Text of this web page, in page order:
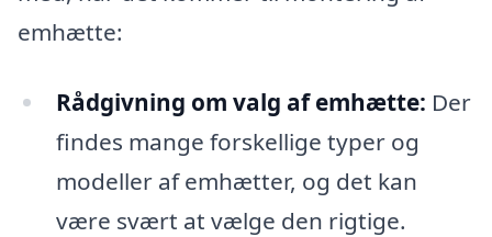
emhætte:
Rådgivning om valg af emhætte: Der
findes mange forskellige typer og
modeller af emhætter, og det kan
være svært at vælge den rigtige.